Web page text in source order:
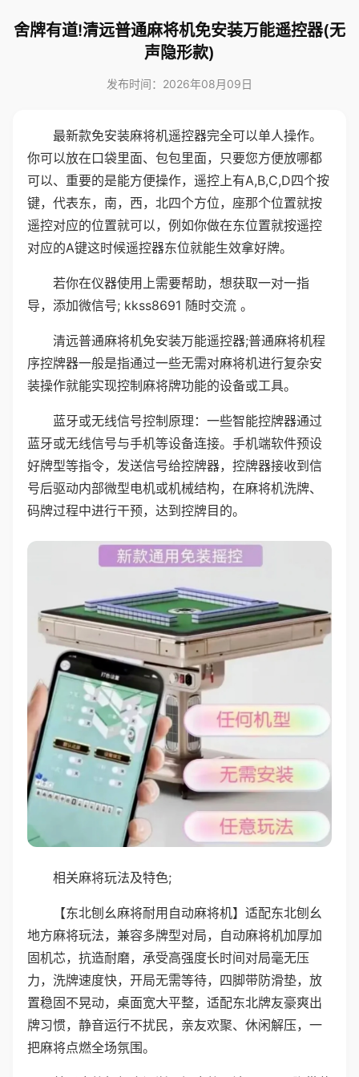
舍牌有道!清远普通麻将机免安装万能遥控器(无
声隐形款)
发布时间：2026年08月09日
最新款免安装麻将机遥控器完全可以单人操作。
你可以放在口袋里面、包包里面，只要您方便放哪都
可以、重要的是能方便操作，遥控上有A,B,C,D四个按
键，代表东，南，西，北四个方位，座那个位置就按
遥控对应的位置就可以，例如你做在东位置就按遥控
对应的A键这时候遥控器东位就能生效拿好牌。
若你在仪器使用上需要帮助，想获取一对一指
导，添加微信号; kkss8691 随时交流 。
清远普通麻将机免安装万能遥控器;普通麻将机程
序控牌器一般是指通过一些无需对麻将机进行复杂安
装操作就能实现控制麻将牌功能的设备或工具。
蓝牙或无线信号控制原理：一些智能控牌器通过
蓝牙或无线信号与手机等设备连接。手机端软件预设
好牌型等指令，发送信号给控牌器，控牌器接收到信
号后驱动内部微型电机或机械结构，在麻将机洗牌、
码牌过程中进行干预，达到控牌目的。
相关麻将玩法及特色;
【东北刨幺麻将耐用自动麻将机】适配东北刨幺
地方麻将玩法，兼容多牌型对局，自动麻将机加厚加
固机芯，抗造耐磨，承受高强度长时间对局毫无压
力，洗牌速度快，开局无需等待，四脚带防滑垫，放
置稳固不晃动，桌面宽大平整，适配东北牌友豪爽出
牌习惯，静音运行不扰民，亲友欢聚、休闲解压，一
把麻将点燃全场氛围。